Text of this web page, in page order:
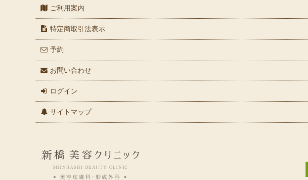
ご利用案内
特定商取引法表示
予約
お問い合わせ
ログイン
サイトマップ